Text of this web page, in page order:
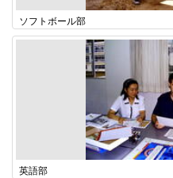
ソフトボール部
英語部